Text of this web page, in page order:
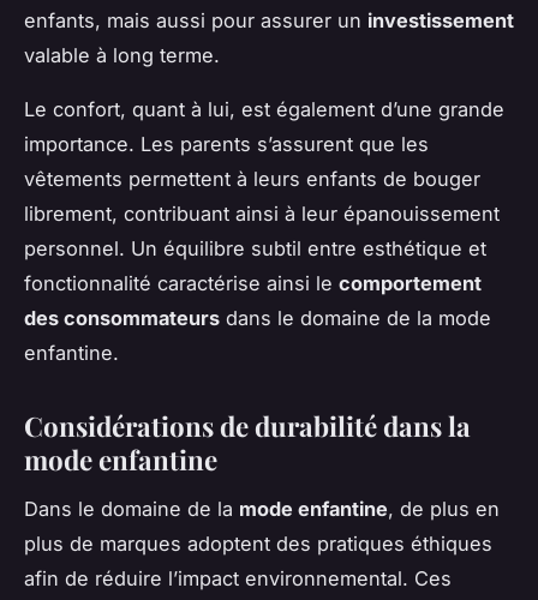
enfants, mais aussi pour assurer un investissement
valable à long terme.
Le confort, quant à lui, est également d’une grande
importance. Les parents s’assurent que les
vêtements permettent à leurs enfants de bouger
librement, contribuant ainsi à leur épanouissement
personnel. Un équilibre subtil entre esthétique et
fonctionnalité caractérise ainsi le comportement
des consommateurs dans le domaine de la mode
enfantine.
Considérations de durabilité dans la
mode enfantine
Dans le domaine de la mode enfantine, de plus en
plus de marques adoptent des pratiques éthiques
afin de réduire l’impact environnemental. Ces